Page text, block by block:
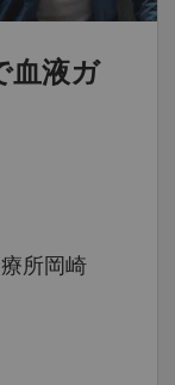
血液ガ
所岡崎